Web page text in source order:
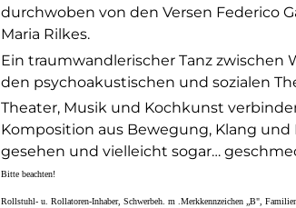
durchwoben von den Versen Federico
Maria Rilkes.
Ein traumwandlerischer Tanz
den psychoakustischen und sozialen
Theater, Musik und Kochkunst
Komposition aus Bewegung, Klang und
gesehen und vielleicht sogar…
Bitte beachten!
Rollstuhl- u. Rollatoren-Inhaber, Schwerbeh. m .Merkkennzeichen „B",